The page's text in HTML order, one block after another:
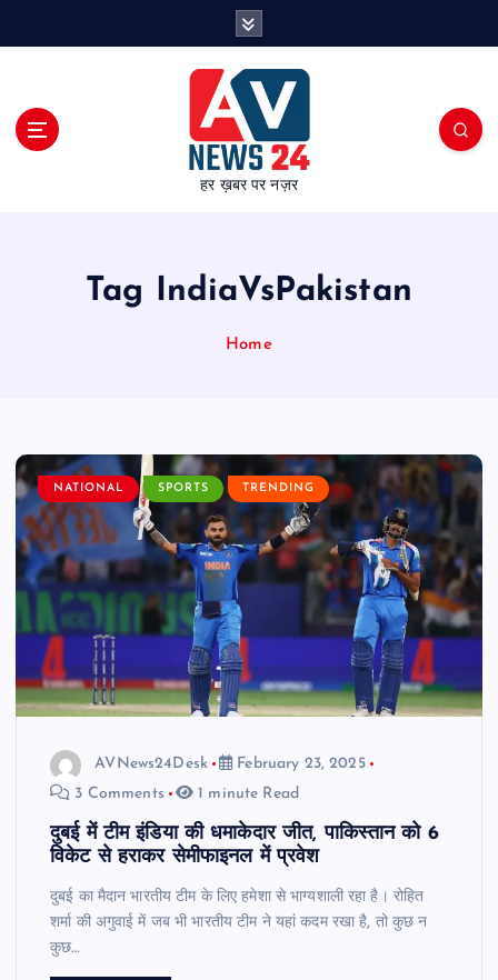
हर ख़बर पर नज़र
Tag IndiaVsPakistan
Home
NATIONAL SPORTS TRENDING
AVNews24Desk
February 23, 2025
3 Comments
1 minute Read
दुबई में टीम इंडिया की धमाकेदार जीत, पाकिस्तान को 6
विकेट से हराकर सेमीफाइनल में प्रवेश
दुबई का मैदान भारतीय टीम के लिए हमेशा से भाग्यशाली रहा है। रोहित
शर्मा की अगुवाई में जब भी भारतीय टीम ने यहां कदम रखा है, तो कुछ न
कुछ…